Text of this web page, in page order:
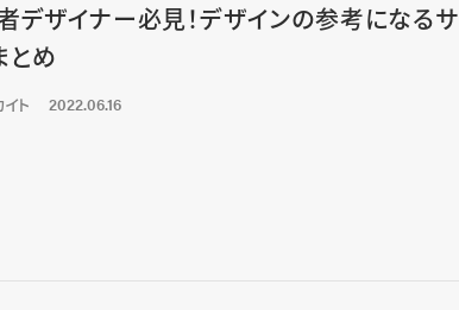
デザイナー必見！デザインの参考になるサ
とめ
ト 2022.06.16